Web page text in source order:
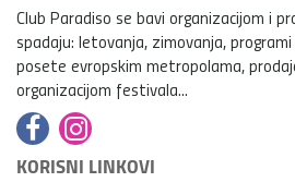
Club Paradiso se bavi organizacijom i
spadaju: letovanja, zimovanja,
posete evropskim metropolama,
organizacijom festivala...
KORISNI LINKOVI